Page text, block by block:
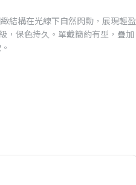
結構在光線下自然閃動，展現輕盈
，保色持久。單戴簡約有型，疊加